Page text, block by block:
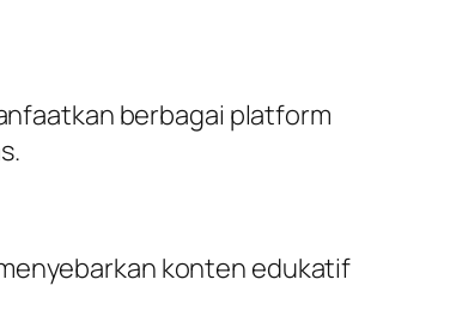
berbagai platform
konten edukatif